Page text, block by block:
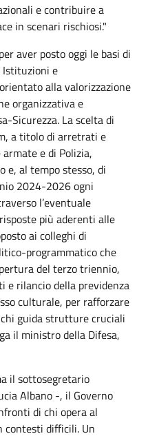
e contribuire a
in scenari rischiosi."
aver posto oggi le basi di
Istituzioni e
alla valorizzazione
organizzativa e
Sicurezza. La scelta di
a titolo di arretrati e
e di Polizia,
e, al tempo stesso, di
2024-2026 ogni
l’eventuale
più aderenti alle
ai colleghi di
programmatico che
del terzo triennio,
e rilancio della previdenza
culturale, per rafforzare
guida strutture cruciali
il ministro della Difesa,
il sottosegretario
Albano -, il Governo
di chi opera al
contesti difficili. Un